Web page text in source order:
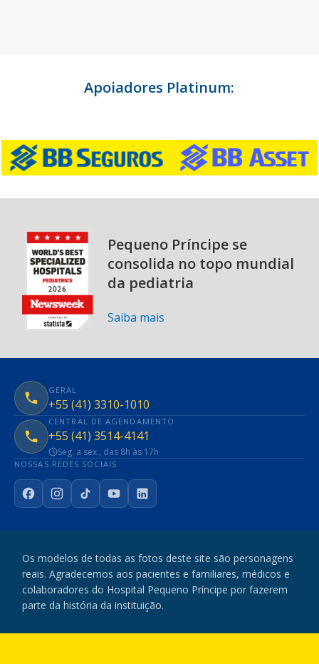
Apoiadores Platinum:
Pequeno Príncipe se
consolida no topo mundial
da pediatria
Saiba mais
GERAL
+55 (41) 3310-1010
CENTRAL DE AGENDAMENTO
+55 (41) 3514-4141
Seg. a sex., das 8h às 17h
NOSSAS REDES SOCIAIS
FacebookInstagram
TikTokYouTubeLinkedIn
Os modelos de todas as fotos deste site são personagens
reais. Agradecemos aos pacientes e familiares, médicos e
colaboradores do Hospital Pequeno Príncipe por fazerem
parte da história da instituição.